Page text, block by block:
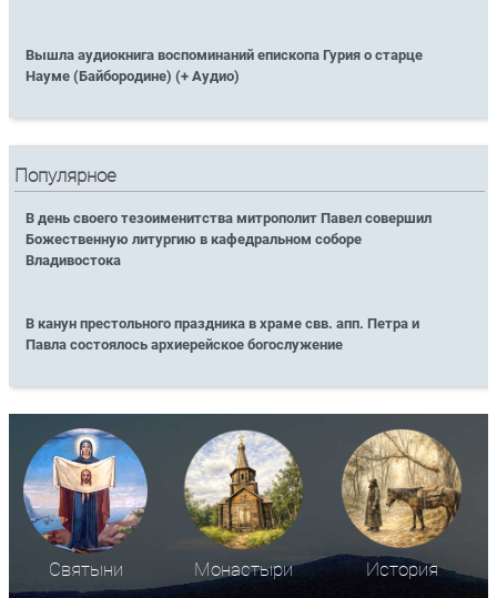
Вышла аудиокнига воспоминаний епископа Гурия о старце
Науме (Байбородине) (+ Аудио)
Популярное
В день своего тезоименитства митрополит Павел совершил
Божественную литургию в кафедральном соборе
Владивостока
В канун престольного праздника в храме свв. апп. Петра и
Павла состоялось архиерейское богослужение
Святыни Монастыри История